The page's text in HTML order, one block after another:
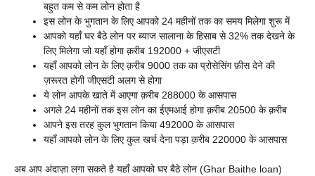
बहुत कम से कम लोन होता है
इस लोन के भुगतान के लिए आपको 24 महीनों तक का समय मिलेगा शुरू में
आपको यहाँ घर बैठे लोन पर ब्याज सालाना के हिसाब से 32% तक देखने के
लिए मिलेगा जो यहाँ होगा क़रीब 192000 + जीएसटी
यहाँ आपको लोन के लिए क़रीब 9000 तक का प्रोसेसिंग फ़ीस देने की
ज़रूरत होगी जीएसटी अलग से होगा
ये लोन आपके खाते में आएगा क़रीब 288000 के आसपास
अगले 24 महीनों तक इस लोन का ईएमआई होगा क़रीब 20500 के क़रीब
आपने इस तरह कुल भुगतान किया 492000 के आसपास
यहाँ आपको लोन के लिए कुल खर्च देना पड़ा क़रीब 220000 के आसपास
अब आप अंदाज़ा लगा सकते है यहाँ आपको घर बैठे लोन (Ghar Baithe loan)